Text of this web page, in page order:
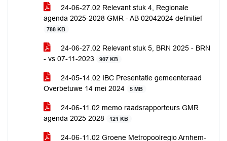
24-06-27.02 Relevant stuk 4, Regionale
agenda 2025-2028 GMR - AB 02042024 definitief
788 KB
24-06-27.02 Relevant stuk 5, BRN 2025 - BRN
- vs 07-11-2023
907 KB
24-05-14.02 IBC Presentatie gemeenteraad
Overbetuwe 14 mei 2024
5 MB
24-06-11.02 memo raadsrapporteurs GMR
agenda 2025 2028
121 KB
24-06-11.02 Groene Metropoolregio Arnhem-